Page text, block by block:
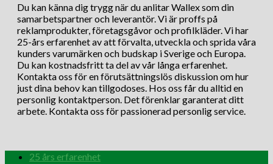
Du kan känna dig trygg när du anlitar Wallex som din
samarbetspartner och leverantör. Vi är proffs på
reklamprodukter, företagsgåvor och profilkläder. Vi har
25-års erfarenhet av att förvalta, utveckla och sprida våra
kunders varumärken och budskap i Sverige och Europa.
Du kan kostnadsfritt ta del av vår långa erfarenhet.
Kontakta oss för en förutsättningslös diskussion om hur
just dina behov kan tillgodoses. Hos oss får du alltid en
personlig kontaktperson. Det förenklar garanterat ditt
arbete. Kontakta oss för passionerad personlig service.
25 års erfarenhet